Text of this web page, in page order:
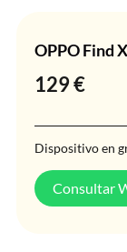
OPPO Find
129€
Dispositivo en
Consultar